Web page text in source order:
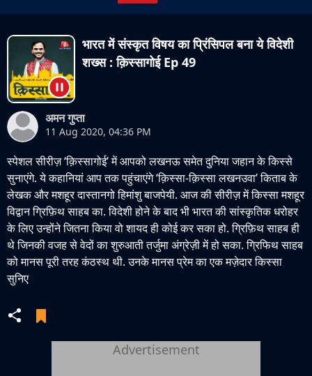
भारत में संस्कृत विषय का प्रिंसिपल बना ये विदेशी
शख्स : क़िस्सागोई Ep 49
अमन गुप्ता
11 Aug 2020, 04:36 PM
स्पेशल सीरीज़ ‘क़िस्सागोई’ में आपको लखनऊ समेत दुनिया जहान के किस्से
सुनाएंगे. ये कहानियां आप तक पहुंचाएंगे ‘क़िस्सा-क़िस्सा लखनउवा’ किताब के
लेखक और मशहूर दास्तानगो हिमांशु बाजपेयी. आज की सीरीज़ में किस्सा मशहूर
विद्वान ग्रिफ़िथ साहब का. विदेशी होने के बाद भी भारत की सांस्कृतिक धरोहर
के लिए उन्होंने जितना किया वो शायद ही कोई कर सका हो. ग्रिफ़िथ साहब ही
थे जिनकी वजह से वेदों का शुरुआती तर्जुमा अंग्रेज़ी में हो सका. ग्रिफिथ साहब
को मानस पूरी तरह कंठस्थ थी. उनके मानस प्रेम का एक मज़ेदार किस्सा
सुनिए
Advertisement